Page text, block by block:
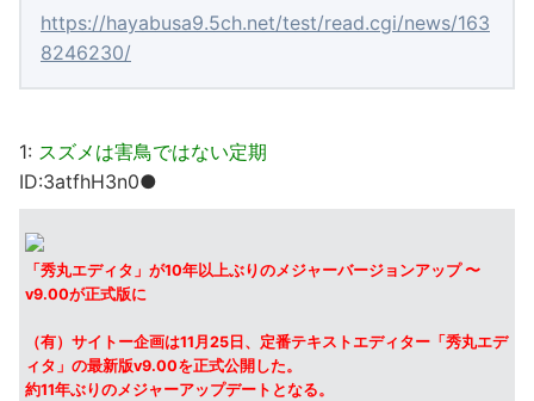
https://hayabusa9.5ch.net/test/read.cgi/news/163
8246230/
1: スズメは害鳥ではない定期
ID:3atfhH3n0●
「秀丸エディタ」が10年以上ぶりのメジャーバージョンアップ 〜
v9.00が正式版に
（有）サイトー企画は11月25日、定番テキストエディター「秀丸エデ
ィタ」の最新版v9.00を正式公開した。
約11年ぶりのメジャーアップデートとなる。